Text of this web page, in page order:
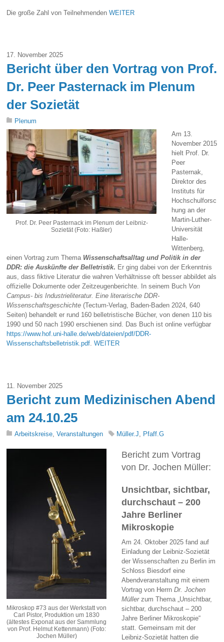
Die große Zahl von TeilnehmendenWEITER
17. November 2025
Bericht über den Vortrag von Prof.
Dr. Peer Pasternack im Plenum
der Sozietät
Plenum
Prof. Dr. Peer Pasternack im Plenum der Leibniz-
Sozietät (Foto: Haßler)
Am 13.
November 2015
hielt Prof. Dr.
Peer
Pasternak,
Direktor des
Instituts für
Hochschulforsc
hung an der
Martin-Luther-
Universität
Halle-
Wittenberg,
einen Vortrag zum Thema Wissenschaftsalltag und Politik in der
DDR: die Auskünfte der Belletristik. Er ging dabei von der Erkenntnis
aus, dass fiktive Literatur die wahren Verhältnisse oft besser abbildet als
offizielle Dokumente oder Zeitzeugenberichte. In seinem Buch Von
Campus- bis Industrieliteratur. Eine literarische DDR-
Wissenschaftsgeschichte (Tectum-Verlag, Baden-Baden 2024, 640
Seiten) behandelt er rund 160 belletristische Bücher, von denen 110 bis
1990 und 50 nach 1990 erschienen sind. Das Buch ist online verfügbar
https://www.hof.uni-halle.de/web/dateien/pdf/DDR-
Wissenschaftsbelletristik.pdf.WEITER
11. November 2025
Bericht zum Medizinischen Abend
am 24.10.25
Arbeitskreise ,Veranstaltungen Müller.J Pfaff.G
Mikroskop #73 aus der Werkstatt von
Carl Pistor, Produktion um 1830
(ältestes Exponat aus der Sammlung
von Prof. Helmut Kettenmann) (Foto:
Jochen Müller)
Bericht zum Vortrag
von Dr. Jochen Müller:
Unsichtbar, sichtbar,
durchschaut – 200
Jahre Berliner
Mikroskopie
Am 24. Oktober 2025 fand auf
Einladung der Leibniz-Sozietät
der Wissenschaften zu Berlin im
Schloss Biesdorf eine
Abendveranstaltung mit einem
Vortrag von HerrnDr. Jochen
Müllerzum Thema „Unsichtbar,
sichtbar, durchschaut – 200
Jahre Berliner Mikroskopie“
statt. Gemeinsam mit der
Leibniz-Sozietät hatten die